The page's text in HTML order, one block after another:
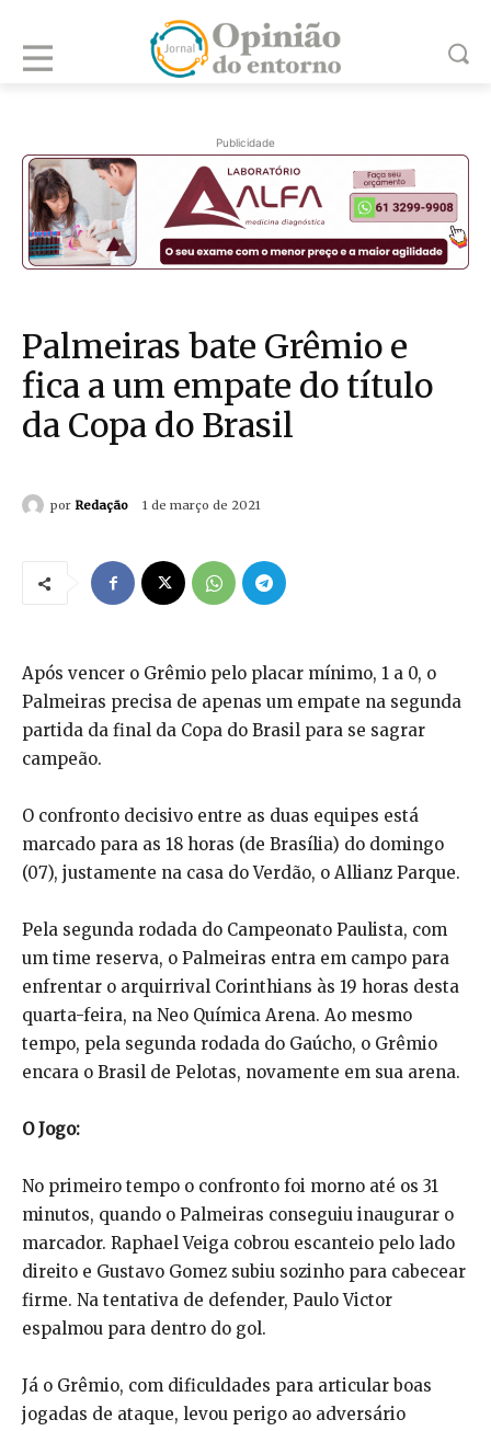
Publicidade
Palmeiras bate Grêmio e
fica a um empate do título
da Copa do Brasil
por Redação 1 de março de 2021
Após vencer o Grêmio pelo placar mínimo, 1 a 0, o
Palmeiras precisa de apenas um empate na segunda
partida da final da Copa do Brasil para se sagrar
campeão.
O confronto decisivo entre as duas equipes está
marcado para as 18 horas (de Brasília) do domingo
(07), justamente na casa do Verdão, o Allianz Parque.
Pela segunda rodada do Campeonato Paulista, com
um time reserva, o Palmeiras entra em campo para
enfrentar o arquirrival Corinthians às 19 horas desta
quarta-feira, na Neo Química Arena. Ao mesmo
tempo, pela segunda rodada do Gaúcho, o Grêmio
encara o Brasil de Pelotas, novamente em sua arena.
O Jogo:
No primeiro tempo o confronto foi morno até os 31
minutos, quando o Palmeiras conseguiu inaugurar o
marcador. Raphael Veiga cobrou escanteio pelo lado
direito e Gustavo Gomez subiu sozinho para cabecear
firme. Na tentativa de defender, Paulo Victor
espalmou para dentro do gol.
Já o Grêmio, com dificuldades para articular boas
jogadas de ataque, levou perigo ao adversário